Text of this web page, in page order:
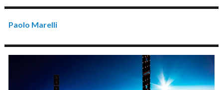
Paolo Marelli